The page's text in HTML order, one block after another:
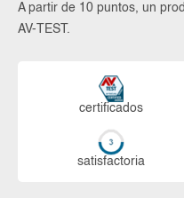
A partir de 10 puntos, un
AV-TEST.
certi­ficados
sa­tis­fac­to­ria